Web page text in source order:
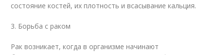
состояние костей, их плотность и всасывание кальция.
3. Борьба с раком
Рак возникает, когда в организме начинают